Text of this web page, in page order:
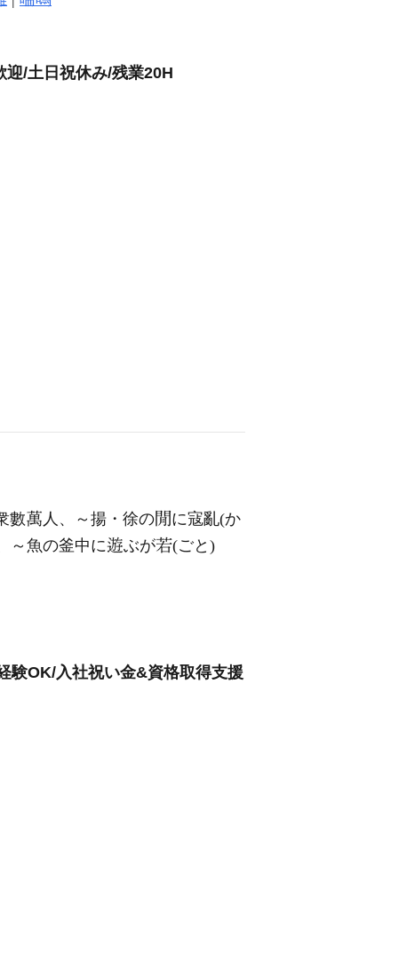
迎/土日祝休み/残業20H
數 人、～揚・徐の
に寇亂(か
～魚の釜中に ぶが
(ごと)
験OK/入社祝い金&資格取得支援